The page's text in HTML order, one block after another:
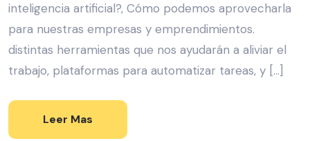
inteligencia artificial?, Cómo podemos aprovecharla
para nuestras empresas y emprendimientos.
distintas herramientas que nos ayudarán a aliviar el
trabajo, plataformas para automatizar tareas, y […]
Leer Mas